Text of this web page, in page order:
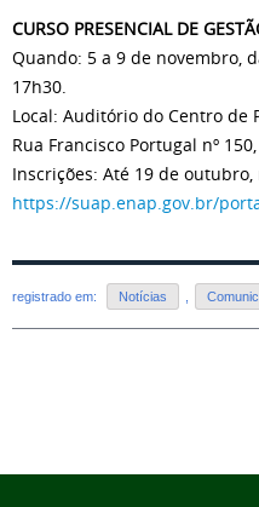
CURSO PRESENCIAL DE
Quando: 5 a 9 de novembro,
17h30.
Local: Auditório do Centro de
Rua Francisco Portugal nº
Inscrições: Até 19 de outubro,
https://suap.enap.gov.br/
registrado em: Notícias